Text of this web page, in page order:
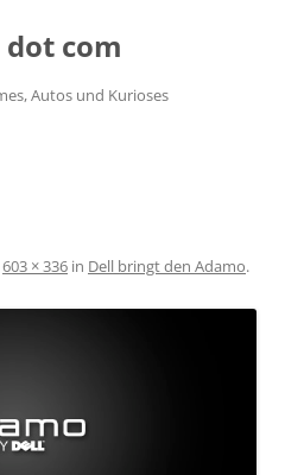
dot com
Autos und Kurioses
603 × 336 in Dell bringt den Adamo.